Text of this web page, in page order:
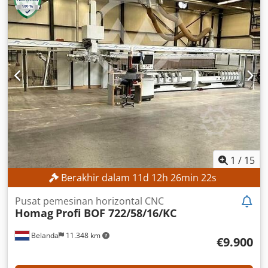
Berat pengiriman: 1.600 kg Paket pengiriman: 1 buah Jam
operasional: 19.402 jam PERLENGKAPAN Alat Dokumentasi
Dokumentasi CNC pada flash drive USB Kunci/lisensi
pengguna Tanda CE Unit gergaji Sakelar pengunci pintu
Tirai pengaman Alat pengebor
1 / 15
Berakhir dalam 11d 12h 26min 20s
Belanda 11.348 km
Pusat pemesinan horizontal CNC
Homag Profi BOF 722/58/16/KC
€9.900